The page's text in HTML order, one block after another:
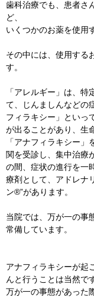
歯科治療でも、患者さ
ど、
いくつかのお薬を使用
その中には、使用する
す。
「アレルギー」は、
て、じんましんなどの
フィラキシー」といっ
が出ることがあり、生
「アナフィラキシー
関を受診し、集中治療
の間、症状の進行を一
療剤として、アドレナ
ン®”があります。
当院では、万が一の事
常備しています。
アナフィラキシーが起
んと行うことは当然で
万が一の事態があった